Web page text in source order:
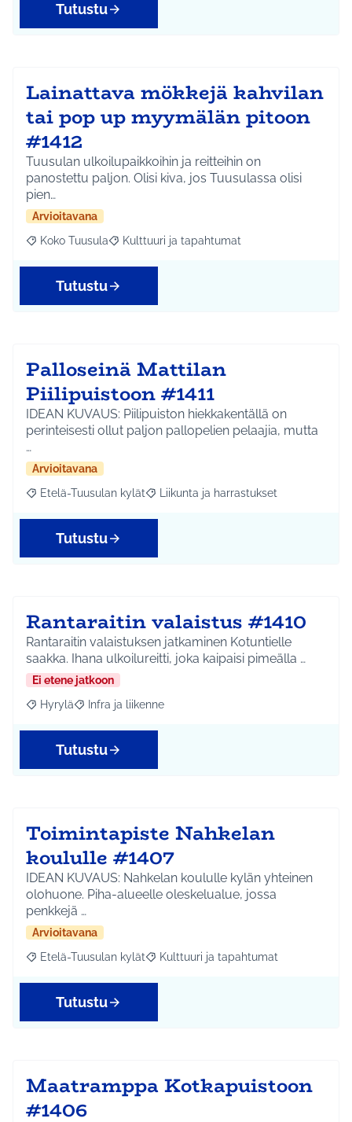
Tutustu
Lainattava mökkejä kahvilan
tai pop up myymälän pitoon
#1412
Tuusulan ulkoilupaikkoihin ja reitteihin on
panostettu paljon. Olisi kiva, jos Tuusulassa olisi
pien…
Arvioitavana
Rajaa tulokset aihepiirin mukaan: Koko Tuusula
Koko Tuusula Rajaa tulokset teeman mukaan: Kulttuuri ja
Kulttuuri ja tapahtumat
Tutustu
Palloseinä Mattilan
Piilipuistoon #1411
IDEAN KUVAUS: Piilipuiston hiekkakentällä on
perinteisesti ollut paljon pallopelien pelaajia, mutta
…
Arvioitavana
Rajaa tulokset aihepiirin mukaan: Etelä-Tuusulan kylät
Etelä-Tuusulan kylät Rajaa tulokset teeman mukaan:
Liikunta ja harrastukset
Tutustu
Rantaraitin valaistus #1410
Rantaraitin valaistuksen jatkaminen Kotuntielle
saakka. Ihana ulkoilureitti, joka kaipaisi pimeälla …
Ei etene jatkoon
Rajaa tulokset aihepiirin mukaan: Hyrylä
Hyrylä Rajaa tulokset teeman mukaan: Infra ja liikenne
Infra ja liikenne
Tutustu
Toimintapiste Nahkelan
koululle #1407
IDEAN KUVAUS: Nahkelan koululle kylän yhteinen
olohuone. Piha-alueelle oleskelualue, jossa
penkkejä …
Arvioitavana
Rajaa tulokset aihepiirin mukaan: Etelä-Tuusulan kylät
Etelä-Tuusulan kylät Rajaa tulokset teeman mukaan:
Kulttuuri ja tapahtumat
Tutustu
Maatramppa Kotkapuistoon
#1406